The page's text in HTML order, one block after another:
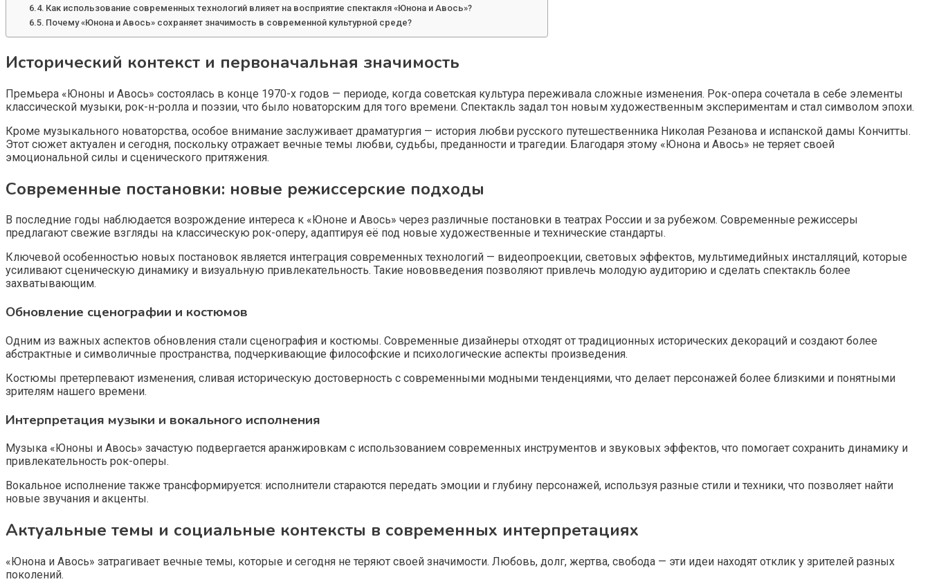
Как использование современных технологий влияет на восприятие спектакля «Юнона и Авось»?
Почему «Юнона и Авось» сохраняет значимость в современной культурной среде?
Исторический контекст и первоначальная значимость
Премьера «Юноны и Авось» состоялась в конце 1970-х годов — периоде, когда советская культура переживала сложные изменения. Рок-опера сочетала в себе элементы
классической музыки, рок-н-ролла и поэзии, что было новаторским для того времени. Спектакль задал тон новым художественным экспериментам и стал символом эпохи.
Кроме музыкального новаторства, особое внимание заслуживает драматургия — история любви русского путешественника Николая Резанова и испанской дамы Кончитты.
Этот сюжет актуален и сегодня, поскольку отражает вечные темы любви, судьбы, преданности и трагедии. Благодаря этому «Юнона и Авось» не теряет своей
эмоциональной силы и сценического притяжения.
Современные постановки: новые режиссерские подходы
В последние годы наблюдается возрождение интереса к «Юноне и Авось» через различные постановки в театрах России и за рубежом. Современные режиссеры
предлагают свежие взгляды на классическую рок-оперу, адаптируя её под новые художественные и технические стандарты.
Ключевой особенностью новых постановок является интеграция современных технологий — видеопроекции, световых эффектов, мультимедийных инсталляций, которые
усиливают сценическую динамику и визуальную привлекательность. Такие нововведения позволяют привлечь молодую аудиторию и сделать спектакль более
захватывающим.
Обновление сценографии и костюмов
Одним из важных аспектов обновления стали сценография и костюмы. Современные дизайнеры отходят от традиционных исторических декораций и создают более
абстрактные и символичные пространства, подчеркивающие философские и психологические аспекты произведения.
Костюмы претерпевают изменения, сливая историческую достоверность с современными модными тенденциями, что делает персонажей более близкими и понятными
зрителям нашего времени.
Интерпретация музыки и вокального исполнения
Музыка «Юноны и Авось» зачастую подвергается аранжировкам с использованием современных инструментов и звуковых эффектов, что помогает сохранить динамику и
привлекательность рок-оперы.
Вокальное исполнение также трансформируется: исполнители стараются передать эмоции и глубину персонажей, используя разные стили и техники, что позволяет найти
новые звучания и акценты.
Актуальные темы и социальные контексты в современных интерпретациях
«Юнона и Авось» затрагивает вечные темы, которые и сегодня не теряют своей значимости. Любовь, долг, жертва, свобода — эти идеи находят отклик у зрителей разных
поколений.